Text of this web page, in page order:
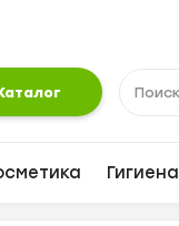
Гигиена